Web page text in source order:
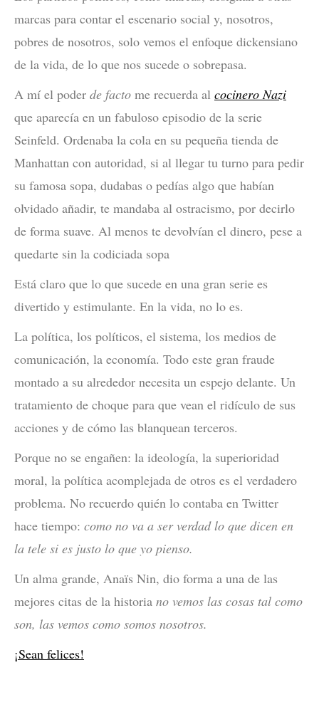
marcas para contar el escenario social y, nosotros,
pobres de nosotros, solo vemos el enfoque dickensiano
de la vida, de lo que nos sucede o sobrepasa.
A mí el poder de facto me recuerda al cocinero Nazi
que aparecía en un fabuloso episodio de la serie
Seinfeld. Ordenaba la cola en su pequeña tienda de
Manhattan con autoridad, si al llegar tu turno para pedir
su famosa sopa, dudabas o pedías algo que habían
olvidado añadir, te mandaba al ostracismo, por decirlo
de forma suave. Al menos te devolvían el dinero, pese a
quedarte sin la codiciada sopa
Está claro que lo que sucede en una gran serie es
divertido y estimulante. En la vida, no lo es.
La política, los políticos, el sistema, los medios de
comunicación, la economía. Todo este gran fraude
montado a su alrededor necesita un espejo delante. Un
tratamiento de choque para que vean el ridículo de sus
acciones y de cómo las blanquean terceros.
Porque no se engañen: la ideología, la superioridad
moral, la política acomplejada de otros es el verdadero
problema. No recuerdo quién lo contaba en Twitter
hace tiempo: como no va a ser verdad lo que dicen en
la tele si es justo lo que yo pienso.
Un alma grande, Anaïs Nin, dio forma a una de las
mejores citas de la historia no vemos las cosas tal como
son, las vemos como somos nosotros.
¡Sean felices!